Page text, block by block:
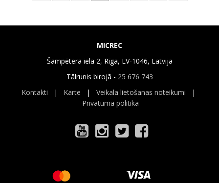
MICREC
Šampētera iela 2, Rīga, LV-1046, Latvija
Tālrunis birojā - 25 676 743
Kontakti | Karte | Veikala lietošanas noteikumi |
Privātuma politika